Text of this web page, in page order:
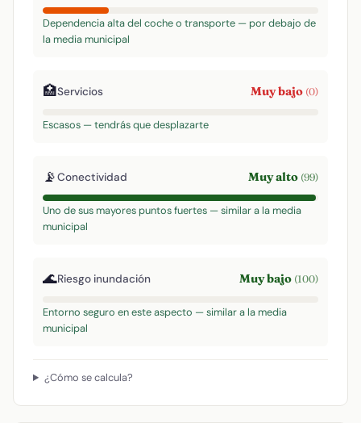
Dependencia alta del coche o transporte — por debajo de
la media municipal
🏥Servicios Muy bajo (0)
Escasos — tendrás que desplazarte
📡Conectividad Muy alto (99)
Uno de sus mayores puntos fuertes — similar a la media
municipal
🌊Riesgo inundación Muy bajo (100)
Entorno seguro en este aspecto — similar a la media
municipal
¿Cómo se calcula?